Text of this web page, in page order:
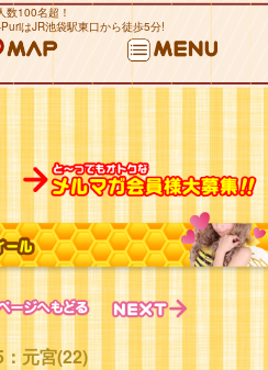
数100名超！
はJR池袋駅東口から徒歩5分!
元宮(22)